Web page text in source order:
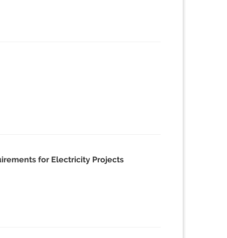
for Electricity Projects